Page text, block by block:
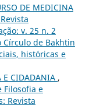
DE MEDICINA
v. 25 n. 2
Círculo de Bakhtin
históricas e
E CIDADANIA ,
Filosofia e
Revista